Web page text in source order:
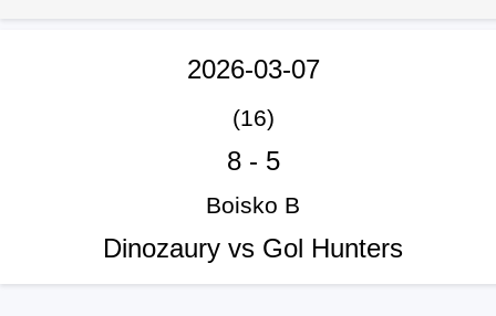
2026-03-07
(16)
8- 5
Boisko B
Dinozaury vs Gol Hunters